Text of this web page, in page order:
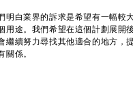
白業界的訴求是希望有一幅較
用途。我們希望在這個計劃展開
繼續努力尋找其他適合的地方，
關係。